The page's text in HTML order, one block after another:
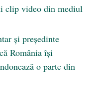
clip video din mediul
și președinte
România își
o parte din